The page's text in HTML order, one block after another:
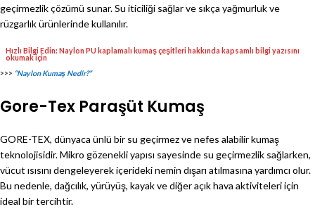
geçirmezlik çözümü sunar. Su iticiliği sağlar ve sıkça yağmurluk ve
rüzgarlık ürünlerinde kullanılır.
Hızlı Bilgi Edin: Naylon PU kaplamalı kumaş çeşitleri hakkında kapsamlı bilgi yazısını
okumak için
>>> “Naylon Kumaş Nedir?”
Gore-Tex Paraşüt Kumaş
GORE-TEX, dünyaca ünlü bir su geçirmez ve nefes alabilir kumaş
teknolojisidir. Mikro gözenekli yapısı sayesinde su geçirmezlik sağlarken,
vücut ısısını dengeleyerek içerideki nemin dışarı atılmasına yardımcı olur.
Bu nedenle, dağcılık, yürüyüş, kayak ve diğer açık hava aktiviteleri için
ideal bir tercihtir.